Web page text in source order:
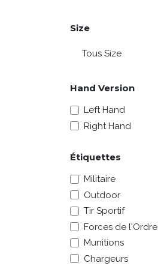
Size
Hand Version
Left Hand
Right Hand
Étiquettes
Militaire
Outdoor
Tir Sportif
Forces de l'Ordre
Munitions
Chargeurs